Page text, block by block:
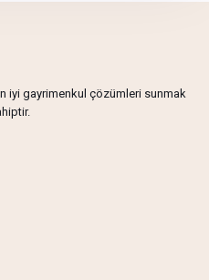
iyi gayrimenkul çözümleri sunmak